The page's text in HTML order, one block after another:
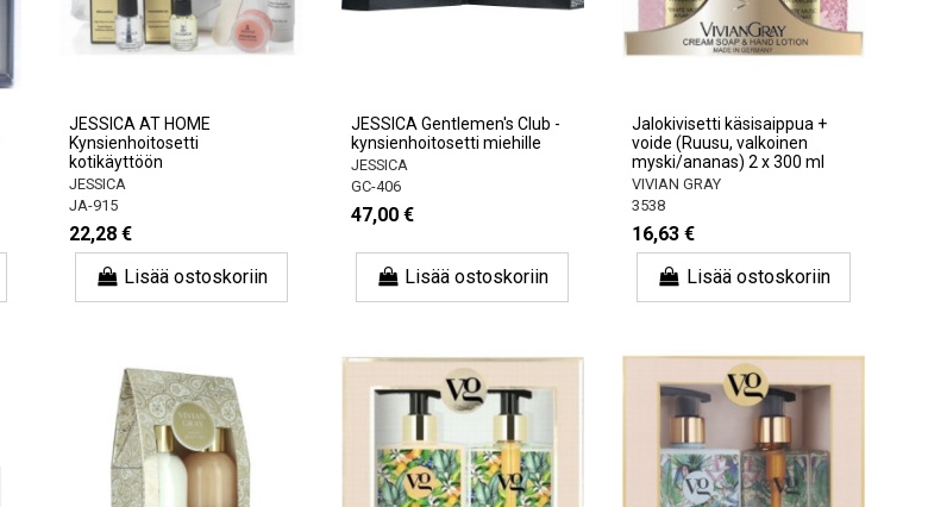
JESSICA AT HOME
Kynsienhoitosetti
kotikäyttöön
JESSICA
JA-915
22,28 €
Lisää ostoskoriin
JESSICA Gentlemen's Club -
kynsienhoitosetti miehille
JESSICA
GC-406
47,00 €
Lisää ostoskoriin
Jalokivisetti käsisaippua +
voide (Ruusu, valkoinen
myski/ananas) 2 x 300 ml
VIVIAN GRAY
3538
16,63 €
Lisää ostoskoriin